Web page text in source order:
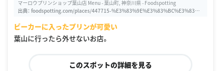
マーロウプリンショップ葉山店 Menu - 葉山町, 神奈川県 - Foodspotting
出典： foodspotting.com/places/447715-%E3%83%9E%E3%83%BC%E3%83%A
A7%E3%83%83%E3%83%97%E8%91%89%E5%B1%B1%E5%BA%97-%E8%9
1%89%E5%B1%B1%E7%94%BA/best
ビーカーに入ったプリンが可愛い
葉山に行ったら外せないお店。
このスポットの詳細を見る